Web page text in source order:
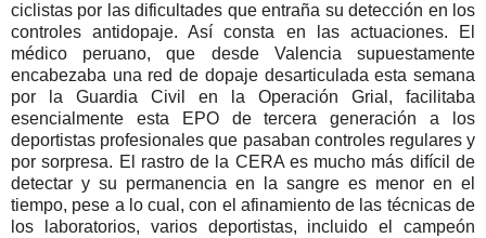
ciclistas por las dificultades que entraña su detección en los
controles antidopaje. Así consta en las actuaciones. El
médico peruano, que desde Valencia supuestamente
encabezaba una red de dopaje desarticulada esta semana
por la Guardia Civil en la Operación Grial, facilitaba
esencialmente esta EPO de tercera generación a los
deportistas profesionales que pasaban controles regulares y
por sorpresa. El rastro de la CERA es mucho más difícil de
detectar y su permanencia en la sangre es menor en el
tiempo, pese a lo cual, con el afinamiento de las técnicas de
los laboratorios, varios deportistas, incluido el campeón